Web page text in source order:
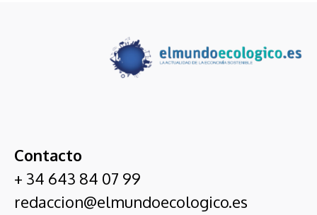
Contacto
+ 34 643 84 07 99
redaccion@elmundoecologico.es